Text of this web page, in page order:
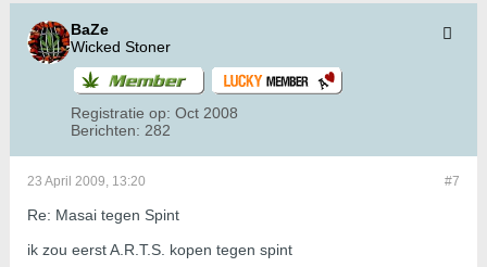
BaZe
Wicked Stoner
Registratie op: Oct 2008
Berichten: 282
#7
23 April 2009, 13:20
Re: Masai tegen Spint
ik zou eerst A.R.T.S. kopen tegen spint